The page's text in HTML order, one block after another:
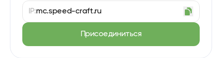
IP:mc.speed-craft.ru
Присоединиться